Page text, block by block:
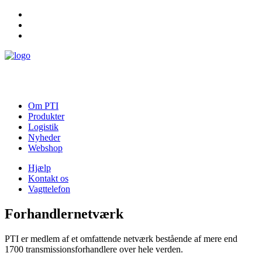
Om PTI
Produkter
Logistik
Nyheder
Webshop
Hjælp
Kontakt os
Vagttelefon
Forhandlernetværk
PTI er medlem af et omfattende netværk bestående af mere end
1700 transmissionsforhandlere over hele verden.